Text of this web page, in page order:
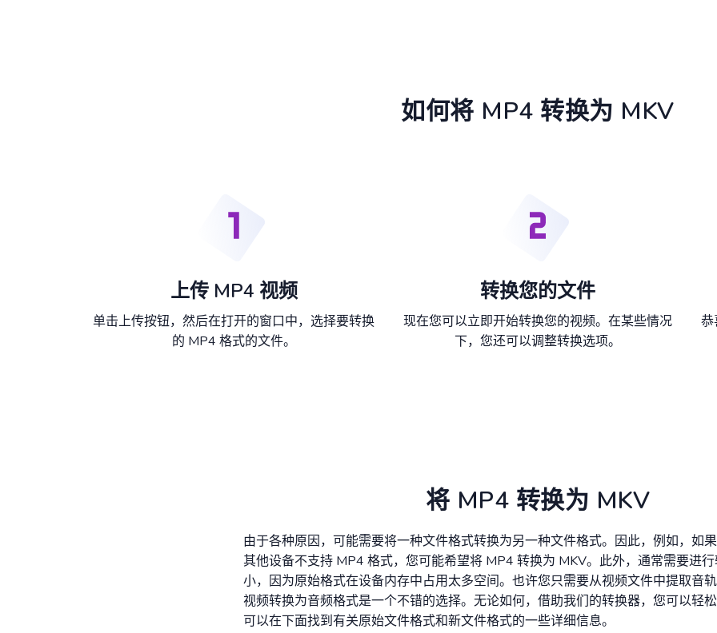
如何将 MP4 转换为 MKV
上传 MP4 视频
单击上传按钮，然后在打开的窗口中，选择要转换
的 MP4 格式的文件。
转换您的文件
现在您可以立即开始转换您的视频。在某些情况
下，您还可以调整转换选项。
恭
将 MP4 转换为 MKV
由于各种原因，可能需要将一种文件格式转换为另一种文件格式。因此，例如，如
其他设备不支持 MP4 格式，您可能希望将 MP4 转换为 MKV。此外，通常需要进
小，因为原始格式在设备内存中占用太多空间。也许您只需要从视频文件中提取音
视频转换为音频格式是一个不错的选择。无论如何，借助我们的转换器，您可以轻
可以在下面找到有关原始文件格式和新文件格式的一些详细信息。